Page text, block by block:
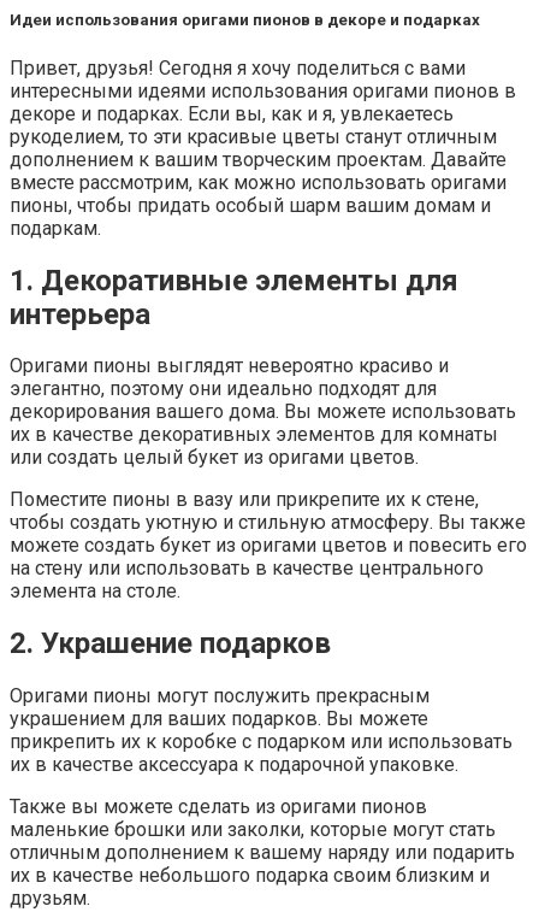
Идеи использования оригами пионов в декоре и подарках
Привет, друзья! Сегодня я хочу поделиться с вами
интересными идеями использования оригами пионов в
декоре и подарках. Если вы, как и я, увлекаетесь
рукоделием, то эти красивые цветы станут отличным
дополнением к вашим творческим проектам. Давайте
вместе рассмотрим, как можно использовать оригами
пионы, чтобы придать особый шарм вашим домам и
подаркам.
1. Декоративные элементы для
интерьера
Оригами пионы выглядят невероятно красиво и
элегантно, поэтому они идеально подходят для
декорирования вашего дома. Вы можете использовать
их в качестве декоративных элементов для комнаты
или создать целый букет из оригами цветов.
Поместите пионы в вазу или прикрепите их к стене,
чтобы создать уютную и стильную атмосферу. Вы также
можете создать букет из оригами цветов и повесить его
на стену или использовать в качестве центрального
элемента на столе.
2. Украшение подарков
Оригами пионы могут послужить прекрасным
украшением для ваших подарков. Вы можете
прикрепить их к коробке с подарком или использовать
их в качестве аксессуара к подарочной упаковке.
Также вы можете сделать из оригами пионов
маленькие брошки или заколки, которые могут стать
отличным дополнением к вашему наряду или подарить
их в качестве небольшого подарка своим близким и
друзьям.